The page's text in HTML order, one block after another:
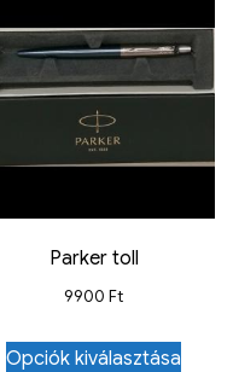
Parker toll
9900Ft
Opciók kiválasztása